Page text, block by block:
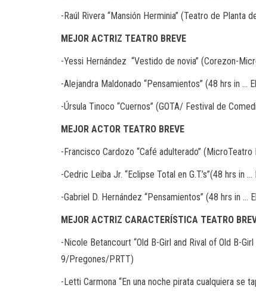
-Raúl Rivera “Mansión Herminia” (Teatro de Planta
MEJOR ACTRIZ TEATRO BREVE
-Yessi Hernández “Vestido de novia” (Corezon-
-Alejandra Maldonado “Pensamientos” (48 hrs in
-Úrsula Tinoco “Cuernos” (GOTA/ Festival de
MEJOR ACTOR TEATRO BREVE
-Francisco Cardozo “Café adulterado”
-Cedric Leiba Jr. “Eclipse Total en G.T.’s”(48 hrs
-Gabriel D. Hernández “Pensamientos” (48 hrs in
MEJOR ACTRIZ CARACTERÍSTICA TEATRO
-Nicole Betancourt “Old B-Girl and Rival of Old B-
9/Pregones/PRTT)
-Letti Carmona “En una noche pirata cualquiera se